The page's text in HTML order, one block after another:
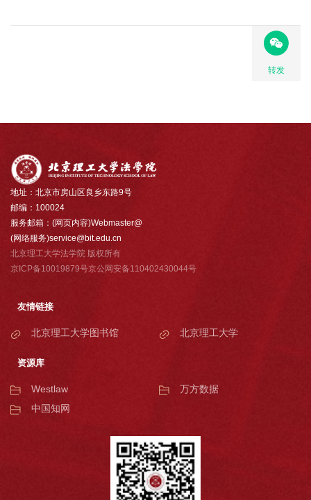
转发
地址：北京市房山区良乡东路9号
邮编：100024
服务邮箱：(网页内容)Webmaster@
(网络服务)service@bit.edu.cn
北京理工大学法学院 版权所有
京ICP备10019879号京公网安备110402430044号
友情链接
北京理工大学图书馆 北京理工大学
资源库
Westlaw
万方数据
中国知网